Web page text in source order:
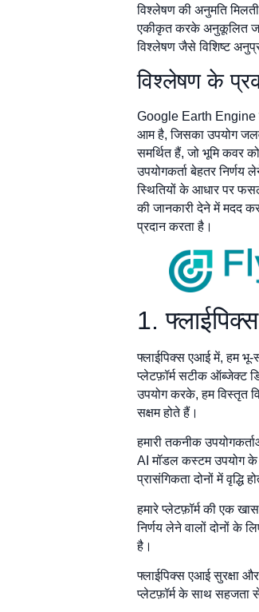
विश्लेषण की अनुमति
एकीकृत करके अनुकूलित
विश्लेषण जैसे विशिष्ट
विश्लेषण के
Google Earth Engine
आम है, जिसका उपयोग
समर्थित हैं, जो भूमि कवर
उपयोगकर्ता बेहतर निर्णय
स्थितियों के आधार पर
की जानकारी देने में मदद
प्रदान करता है।
1.
फ्लाईपिक्स एआई में, हम भू-
प्लेटफ़ॉर्म सटीक ऑब्जेक्ट
उपयोग करके, हम विस्तृत
सक्षम होते हैं।
हमारी तकनीक
AI मॉडल कस्टम उपयोग
प्रासंगिकता दोनों में वृद्धि
हमारे प्लेटफ़ॉर्म की एक
निर्णय लेने वालों दोनों के
है।
फ्लाईपिक्स एआई सुरक्षा
प्लेटफ़ॉर्म के साथ सहजता से